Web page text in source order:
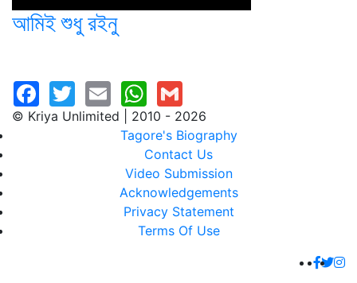
আমিই শুধু রইনু
© Kriya Unlimited | 2010 - 2026
Tagore's Biography
Contact Us
Video Submission
Acknowledgements
Privacy Statement
Terms Of Use